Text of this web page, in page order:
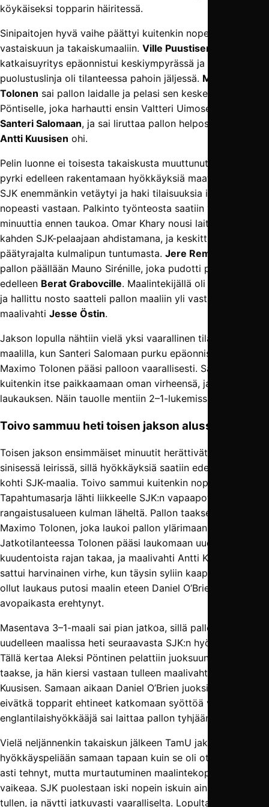
köykäiseksi topparin häiritessä.
Sinipaitojen hyvä vaihe päättyi kuitenkin nopeasti
vastaiskuun ja takaiskumaaliin. Ville Puustisen
katkaisuyritys epäonnistui keskiympyrässä ja muu
puolustuslinja oli tilanteessa pahoin jäljessä. Maximo
Tolonen sai pallon laidalle ja pelasi sen keskelle Aleksi
Pöntiselle, joka harhautti ensin Valtteri Uimosen ja sitten
Santeri Salomaan, ja sai liruttaa pallon helposti maalivahti
Antti Kuusisen ohi.
Pelin luonne ei toisesta takaiskusta muuttunut, vaan TamU
pyrki edelleen rakentamaan hyökkäyksiä maata pitkin, kun
SJK enemmänkin vetäytyi ja haki tilaisuuksia iskeä
nopeasti vastaan. Palkinto työnteosta saatiin vajaa 10
minuuttia ennen taukoa. Omar Khary nousi laitaa pitkin
kahden SJK-pelaajaan ahdistamana, ja keskitti aivan
päätyrajalta kulmalipun tuntumasta. Jere Remes
pallon päällään Mauno Sirénille, joka pudotti pelivälineen
edelleen Berat Grabovcille. Maalintekijällä oli paljon tilaa,
ja hallittu nosto saatteli pallon maaliin yli vastaantulleen
maalivahti Jesse Östin.
Jakson lopulla nähtiin vielä yksi vaarallinen tilanne TamU-
maalilla, kun Santeri Salomaan purku epäonnistui, ja
Maximo Tolonen pääsi palloon vaarallisesti. Salomaa pääsi
kuitenkin itse paikkaamaan oman virheensä, ja blokkasi
laukauksen. Näin tauolle mentiin 2–1-lukemissa.
Toivo sammuu heti toisen jakson alussa
Toisen jakson ensimmäiset minuutit herättivät toivoa
sinisessä leirissä, sillä hyökkäyksiä saatiin edelleen tuotua
kohti SJK-maalia. Toivo sammui kuitenkin nopeasti.
Tapahtumasarja lähti liikkeelle SJK:n vapaapotkusta
rangaistusalueen kulman läheltä. Pallon taakse asettui
Maximo Tolonen, joka laukoi pallon ylärimaan.
Jatkotilanteessa Tolonen pääsi laukomaan uudelleen
kuudentoista rajan takaa, ja maalivahti Antti Kuusiselle
sattui harvinainen virhe, kun täysin syliin kaapattavissa
ollut laukaus putosi maalin eteen Daniel O’Brienille, joka ei
avopaikasta erehtynyt.
Masentava 3–1-maali sai pian jatkoa, sillä pallo oli
uudelleen maalissa heti seuraavasta SJK:n hyökkäyksestä.
Tällä kertaa Aleksi Pöntinen pelattiin juoksuun linjan
taakse, ja hän kiersi vastaan tulleen maalivahti Antti
Kuusisen. Samaan aikaan Daniel O’Brien juoksi takatolpalle,
eivätkä topparit ehtineet katkomaan syöttöä vaan
englantilaishyökkääjä sai laittaa pallon tyhjään maaliin.
Vielä neljännenkin takaiskun jälkeen TamU jaksoi pyörittää
hyökkäyspeliään samaan tapaan kuin se oli ottelun alusta
asti tehnyt, mutta murtautuminen maalintekopaikkoihin oli
vaikeaa. SJK puolestaan iski nopein iskuin aina tilaisuuden
tullen, ja näytti jatkuvasti vaaralliselta. Lopulta 70.